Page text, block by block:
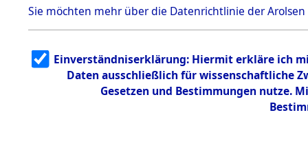
Bayerisches
1.2.9.3
Effekten aus
dem KZ
Neuengamm
Sie möchten mehr über die Datenrichtlinie der Arolsen
Einverständniserklärung: Hiermit erkläre ich
Daten ausschließlich für wissenschaftliche
Gesetzen und Bestimmungen nutze.